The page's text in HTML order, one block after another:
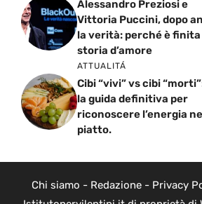
Alessandro Preziosi e
Vittoria Puccini, dopo
la verità: perché è finita
storia d’amore
ATTUALITÁ
Cibi “vivi” vs cibi
la guida definitiva per
riconoscere l’energia
piatto.
Chi siamo - Redazione- Privacy